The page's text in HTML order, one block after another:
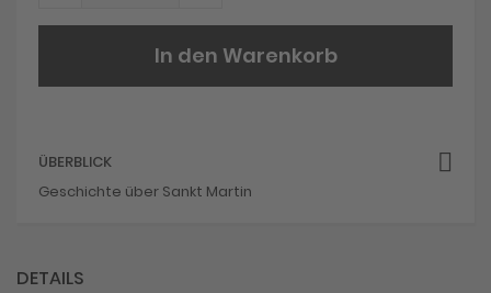
In den Warenkorb
ÜBERBLICK
Geschichte über Sankt Martin
DETAILS